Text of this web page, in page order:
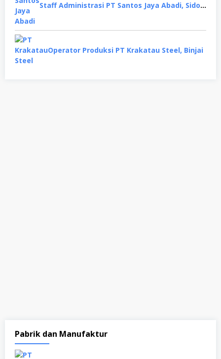
Staff Administrasi PT Santos Jaya Abadi, Sidoarjo
Operator Produksi PT Krakatau Steel, Binjai
Pabrik dan Manufaktur